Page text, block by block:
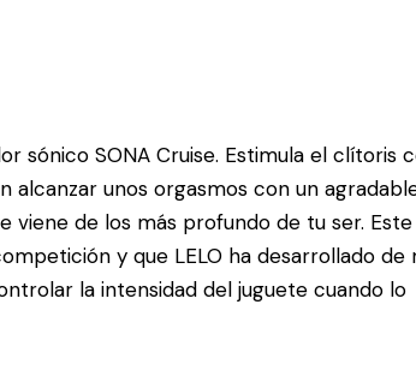
sónico SONA Cruise. Estimula el clítoris
unos orgasmos con un
viene de los más profundo de tu ser.
y que LELO ha desarrollado de
la intensidad del juguete cuando lo